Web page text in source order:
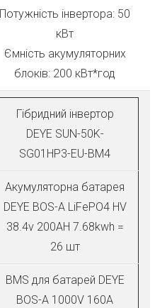
Потужність інвертора: 50
кВт
Ємність акумуляторних
блоків: 200 кВт*год
Гібридний інвертор
DEYE SUN-50K-
SG01HP3-EU-BM4
Акумуляторна батарея
DEYE BOS-A LiFePO4 HV
38.4v 200AH 7.68kwh =
26 шт
BMS для батарей DEYE
BOS-A 1000V 160A